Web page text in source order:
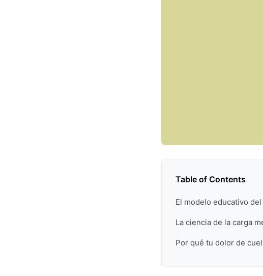
Table of Contents
El modelo educativo
La ciencia de la carga
Por qué tu dolor de